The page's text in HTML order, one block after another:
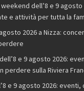
dell’8 e 9
e attività per tutta la
2026 a Nizza:
e 9 agosto 2026:
perdere sulla Riviera
e 9 agosto 2026: